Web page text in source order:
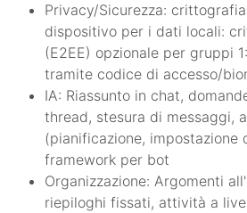
Privacy/Sicurezza:
dispositivo per i dati locali:
(E2EE) opzionale per gruppi
tramite codice di accesso/
IA: Riassunto in chat,
thread, stesura di messaggi,
(pianificazione, impostazione
framework per bot
Organizzazione: Argomenti
riepiloghi fissati, attività a